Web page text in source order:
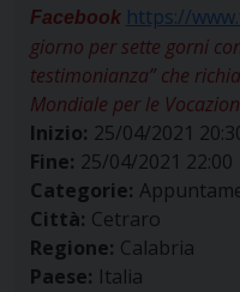
Facebook https://
giorno per sette gorni
testimonianza” che
Mondiale per le
Inizio: 25/04/2021
Fine: 25/04/2021 22:00
Categorie:
Città: Cetraro
Regione: Calabria
Paese: Italia